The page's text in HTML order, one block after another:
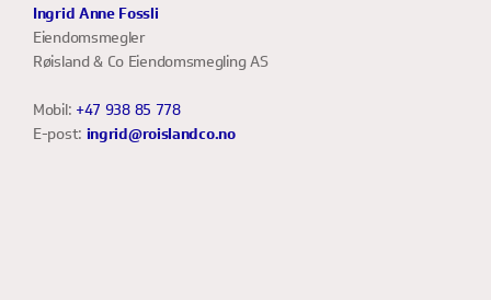
Ingrid Anne Fossli
Eiendomsmegler
Røisland & Co Eiendomsmegling AS
Mobil: +47 938 85 778
E-post: ingrid@roislandco.no